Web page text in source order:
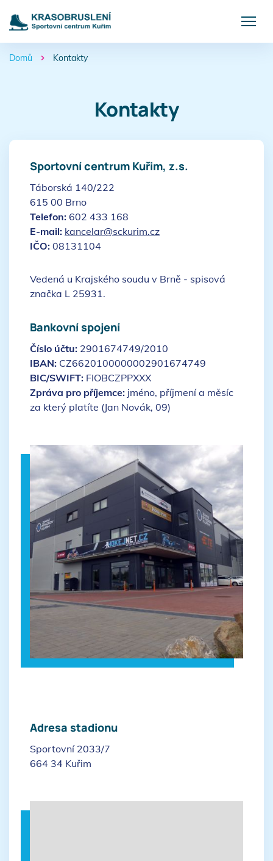
Domů Kontakty
Kontakty
Sportovní centrum Kuřim, z.s.
Táborská 140/222
615 00 Brno
Telefon: 602 433 168
E-mail: kancelar@sckurim.cz
IČO: 08131104
Vedená u Krajského soudu v Brně - spisová
značka L 25931.
Bankovní spojení
Číslo účtu: 2901674749/2010
IBAN: CZ6620100000002901674749
BIC/SWIFT: FIOBCZPPXXX
Zpráva pro příjemce: jméno, příjmení a měsíc
za který platíte (Jan Novák, 09)
Adresa stadionu
Sportovní 2033/7
664 34 Kuřim